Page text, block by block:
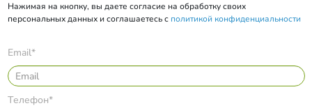
Нажимая на кнопку, вы даете согласие на обработку своих
персональных данных и соглашаетесь с политикой конфиденциальности
Email*
Телефон*